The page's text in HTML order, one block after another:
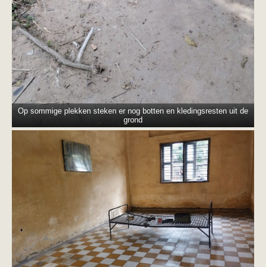
Op sommige plekken steken er nog botten en kledingsresten uit de
grond